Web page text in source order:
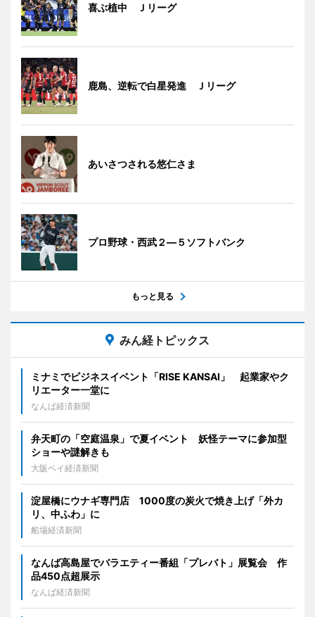
喜ぶ植中 Ｊリーグ
鹿島、逆転で白星発進 Ｊリーグ
あいさつされる悠仁さま
プロ野球・西武２―５ソフトバンク
もっと見る
みん経トピックス
ミナミでビジネスイベント「RISE KANSAI」 起業家やク
リエーター一堂に
なんば経済新聞
弁天町の「空庭温泉」で夏イベント 妖怪テーマに参加型
ショーや謎解きも
大阪ベイ経済新聞
淀屋橋にウナギ専門店 1000度の炭火で焼き上げ「外カ
リ、中ふわ」に
船場経済新聞
なんば高島屋でバラエティー番組「プレバト」展覧会 作
品450点超展示
なんば経済新聞